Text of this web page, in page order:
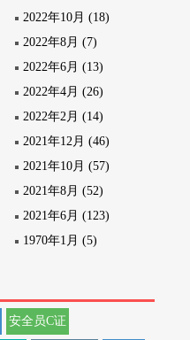
2022年10月 (18)
2022年8月 (7)
2022年6月 (13)
2022年4月 (26)
2022年2月 (14)
2021年12月 (46)
2021年10月 (57)
2021年8月 (52)
2021年6月 (123)
1970年1月 (5)
安全员C证